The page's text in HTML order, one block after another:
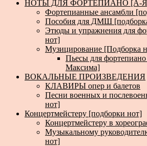
НОТЫ ДЛЯ ФОРТЕПИАНО [А-
Фортепианные ансамбли
Пособия для ДМШ
Этюды и упражнения для
нот]
Музицирование [Подборка
Пьесы для
Максима]
ВОКАЛЬНЫЕ ПРОИЗВЕДЕНИЯ
КЛАВИРЫ опер и балетов
Песни военных и
нот]
Концертмейстеру [подборки нот]
Концертмейстеру в
Музыкальному
нот]